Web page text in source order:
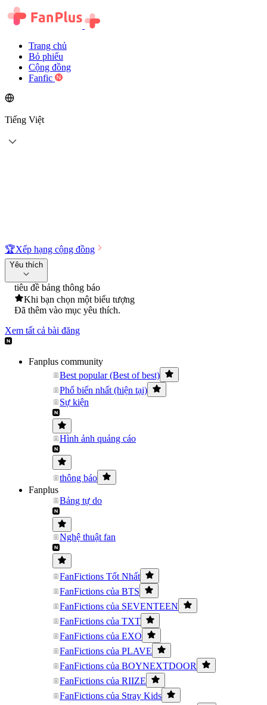
Trang chủ
Bỏ phiếu
Cộng đồng
Fanfic
Tiếng Việt
🏆Xếp hạng cộng đồng
Yêu thích
tiêu đề bảng thông báo
Khi bạn chọn một biểu tượng
Đã thêm vào mục yêu thích.
Xem tất cả bài đăng
Fanplus community
Best popular (Best of best)
Phổ biến nhất (hiện tại)
Sự kiện
Hình ảnh quảng cáo
thông báo
Fanplus
Bảng tự do
Nghệ thuật fan
FanFictions Tốt Nhất
FanFictions của BTS
FanFictions của SEVENTEEN
FanFictions của TXT
FanFictions của EXO
FanFictions của PLAVE
FanFictions của BOYNEXTDOOR
FanFictions của RIIZE
FanFictions của Stray Kids